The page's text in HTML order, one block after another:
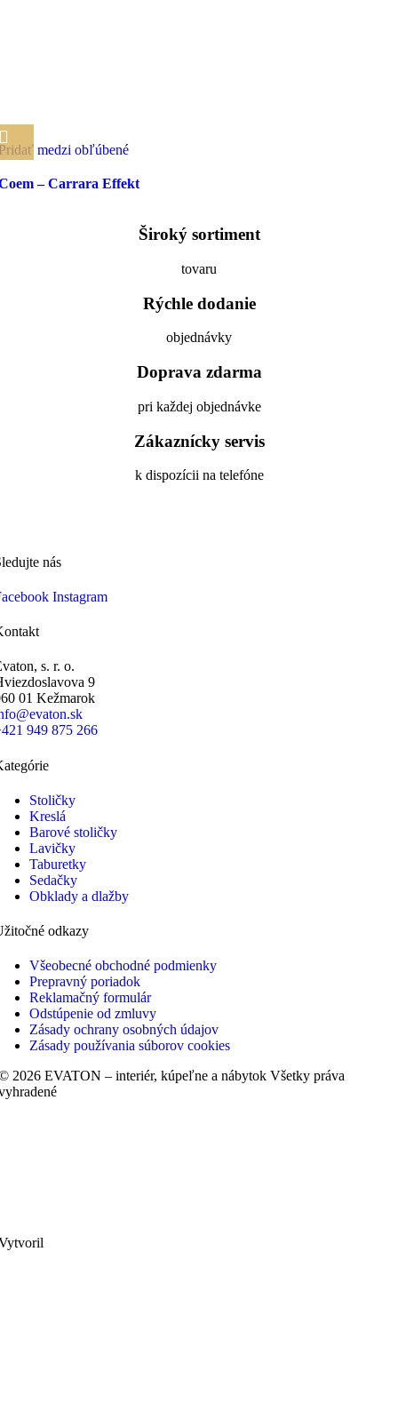
medzi obľúbené
– Carrara Effekt
Široký sortiment
tovaru
Rýchle dodanie
objednávky
Doprava zdarma
pri každej objednávke
Zákaznícky servis
k dispozícii na telefóne
nás
Instagram
s. r. o.
9
01 Kežmarok
949 875 266
Stoličky
Kreslá
Barové stoličky
Lavičky
Taburetky
Sedačky
Obklady a dlažby
odkazy
Všeobecné obchodné podmienky
Prepravný poriadok
Reklamačný formulár
Odstúpenie od zmluvy
Zásady ochrany osobných údajov
Zásady používania súborov cookies
2026 EVATON – interiér, kúpeľne a nábytok Všetky práva